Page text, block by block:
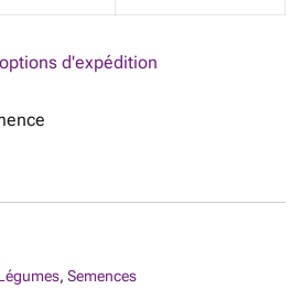
d'expédition
, Semences